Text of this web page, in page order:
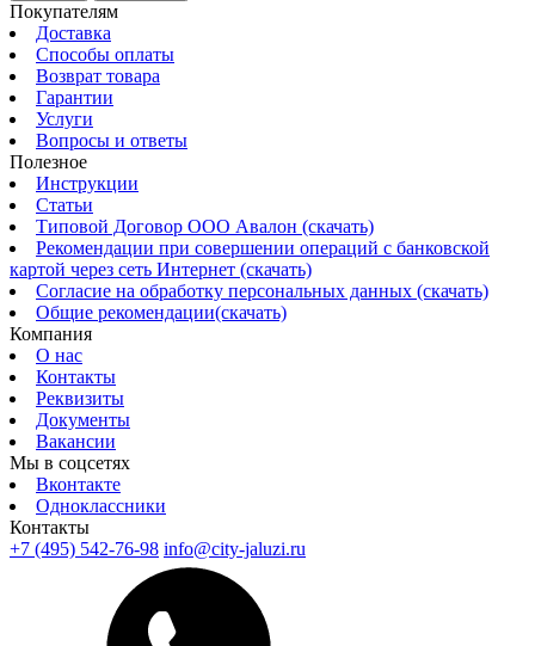
Покупателям
Доставка
Способы оплаты
Возврат товара
Гарантии
Услуги
Вопросы и ответы
Полезное
Инструкции
Статьи
Типовой Договор ООО Авалон (скачать)
Рекомендации при совершении операций с банковской
картой через сеть Интернет (скачать)
Согласие на обработку персональных данных (скачать)
Общие рекомендации(скачать)
Компания
О нас
Контакты
Реквизиты
Документы
Вакансии
Мы в соцсетях
Вконтакте
Одноклассники
Контакты
+7 (495) 542-76-98 info@city-jaluzi.ru